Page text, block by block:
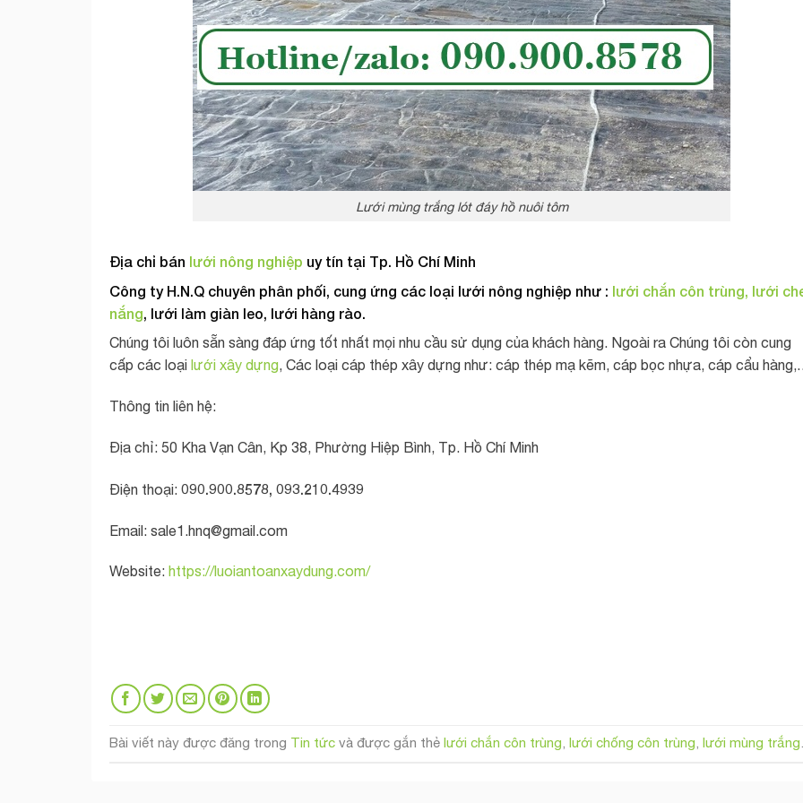
Lưới mùng trắng lót đáy hồ nuôi tôm
Địa chỉ bán lưới nông nghiệp uy tín tại Tp. Hồ Chí Minh
Công ty H.N.Q chuyên phân phối, cung ứng các loại lưới nông nghiệp như : lưới chắn côn trùng, lưới
nắng, lưới làm giàn leo, lưới hàng rào.
Chúng tôi luôn sẵn sàng đáp ứng tốt nhất mọi nhu cầu sử dụng của khách hàng. Ngoài ra Chúng tôi còn cung
cấp các loại lưới xây dựng, Các loại cáp thép xây dựng như: cáp thép mạ kẽm, cáp bọc nhựa, cáp cẩu
Thông tin liên hệ:
Địa chỉ: 50 Kha Vạn Cân, Kp 38, Phường Hiệp Bình, Tp. Hồ Chí Minh
Điện thoại: 090.900.8578, 093.210.4939
Email: sale1.hnq@gmail.com
Website: https://luoiantoanxaydung.com/
Bài viết này được đăng trong Tin tức và được gắn thẻ lưới chắn côn trùng, lưới chống côn trùng, lưới mùng trắng.